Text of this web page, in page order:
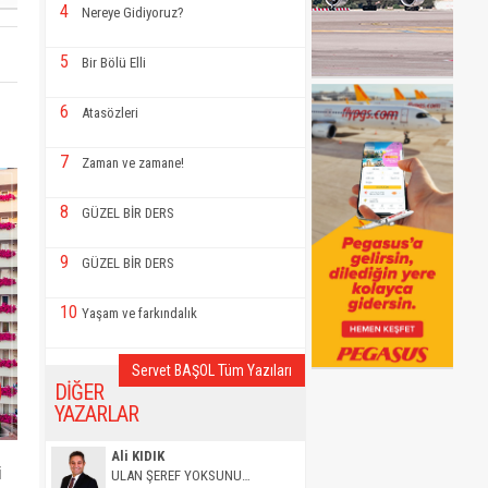
4 Nereye Gidiyoruz?
5 Bir Bölü Elli
6 Atasözleri
7 Zaman ve zamane!
8 GÜZEL BİR DERS
9 GÜZEL BİR DERS
10 Yaşam ve farkındalık
Servet BAŞOL Tüm Yazıları
DİĞER
YAZARLAR
Ali KIDIK
ULAN ŞEREF YOKSUNU…